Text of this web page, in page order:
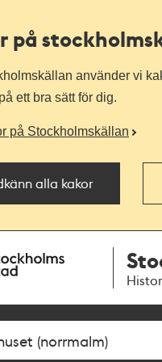
på
använder vi
ett bra sätt för dig.
på Stockholmskällan
alla kakor